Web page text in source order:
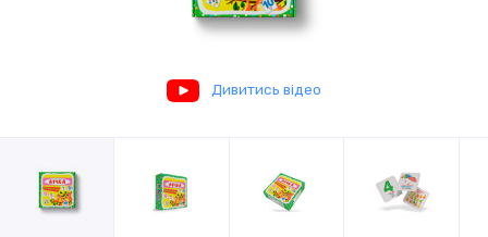
Дивитись відео